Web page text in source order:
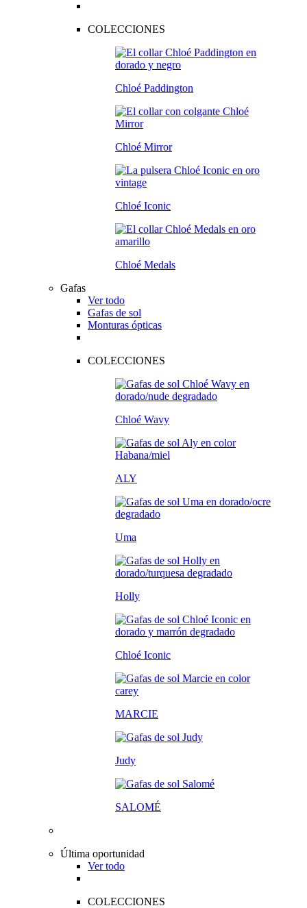
COLECCIONES
Chloé Paddington
Chloé Mirror
Chloé Iconic
Chloé Medals
Gafas
Ver todo
Gafas de sol
Monturas ópticas
COLECCIONES
Chloé Wavy
ALY
Uma
Holly
Chloé Iconic
MARCIE
Judy
SALOMÉ
Última oportunidad
Ver todo
COLECCIONES